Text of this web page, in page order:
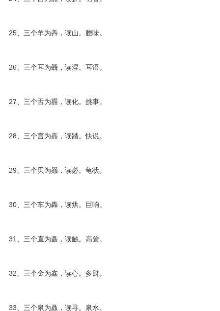
25、三个羊为羴，读山。膻味。
26、三个耳为聶，读涅。耳语。
27、三个舌为舙，读化。挑事。
28、三个言为譶，读踏。快说。
29、三个贝为赑，读必。龟状。
30、三个车为轟，读烘。巨响。
31、三个直为矗，读触。高耸。
32、三个金为鑫，读心。多财。
33、三个泉为灥，读寻。泉水。